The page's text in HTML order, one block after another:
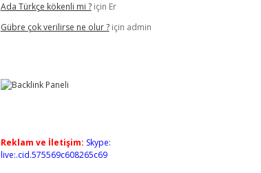
Ada Türkçe kökenli mi ?için Er
Gübre çok verilirse ne olur ?için admin
Reklam ve İletişim: Skype:
live:.cid.575569c608265c69